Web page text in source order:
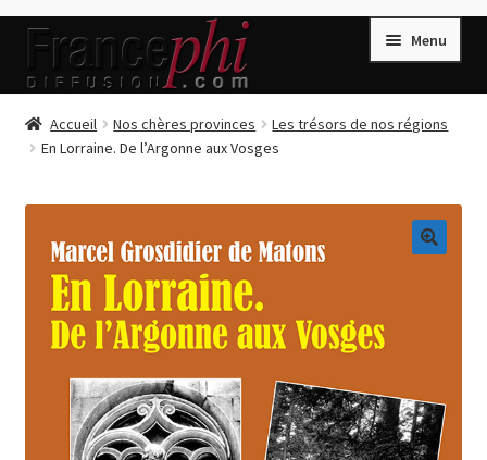
Aller
la
Aller
contenu
Menu
Accueil
Accueil
Conditions de Vente
Connection
Enregistrement
Listes d’Envies
Livres de Peter Randa
Accueil Nos chères provinces
Les trésors de nos régions
En Lorraine. De l’Argonne aux Vosges